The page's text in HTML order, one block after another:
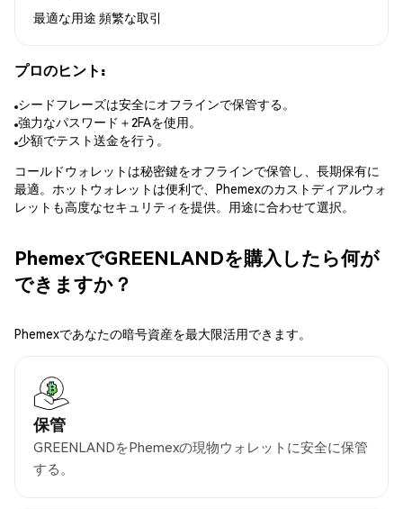
最適な用途 頻繁な取引
プロのヒント:
シードフレーズは安全にオフラインで保管する。
強力なパスワード＋2FAを使用。
少額でテスト送金を行う。
コールドウォレットは秘密鍵をオフラインで保管し、長期保有に
最適。ホットウォレットは便利で、Phemexのカストディアルウォ
レットも高度なセキュリティを提供。用途に合わせて選択。
PhemexでGREENLANDを購入したら何が
できますか？
Phemexであなたの暗号資産を最大限活用できます。
保管
GREENLANDをPhemexの現物ウォレットに安全に保管
する。